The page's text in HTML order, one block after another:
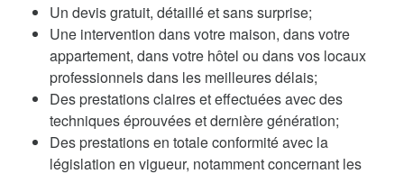
Un devis gratuit, détaillé et sans surprise;
Une intervention dans votre maison, dans votre
appartement, dans votre hôtel ou dans vos locaux
professionnels dans les meilleures délais;
Des prestations claires et effectuées avec des
techniques éprouvées et dernière génération;
Des prestations en totale conformité avec la
législation en vigueur, notamment concernant les